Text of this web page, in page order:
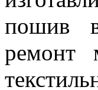
пошив
ремонт